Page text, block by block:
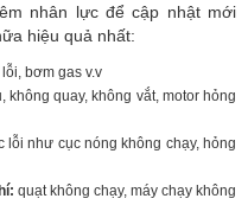
nhân lực để cập nhật mới
hiệu quả nhất:
bơm gas v.v
không quay, không vắt, motor hỏng
lỗi như cục nóng không chạy, hỏng
quạt không chạy, máy chạy không